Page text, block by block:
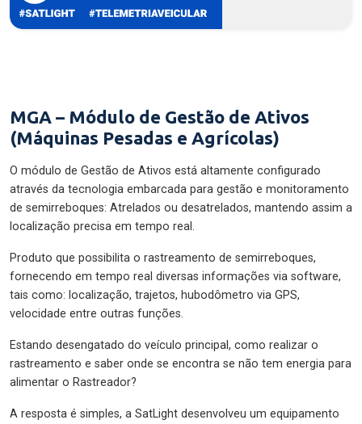
MGA – Módulo de Gestão de Ativos
(Máquinas Pesadas e Agrícolas)
O módulo de Gestão de Ativos está altamente configurado
através da tecnologia embarcada para gestão e monitoramento
de semirreboques: Atrelados ou desatrelados, mantendo assim a
localização precisa em tempo real.
Produto que possibilita o rastreamento de semirreboques,
fornecendo em tempo real diversas informações via software,
tais como: localização, trajetos, hubodômetro via GPS,
velocidade entre outras funções.
Estando desengatado do veículo principal, como realizar o
rastreamento e saber onde se encontra se não tem energia para
alimentar o Rastreador?
A resposta é simples, a SatLight desenvolveu um equipamento